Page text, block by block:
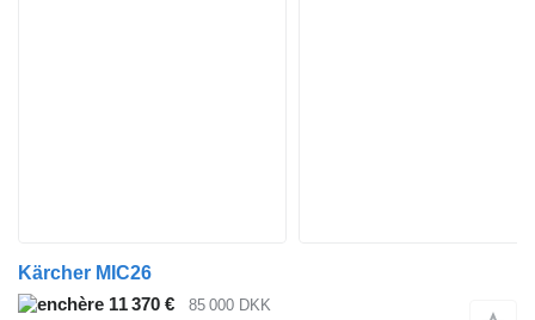
Kärcher MIC26
11 370 €
85 000 DKK